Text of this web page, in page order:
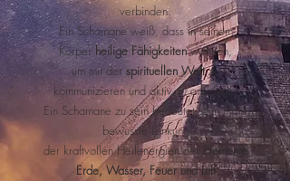
verbinden.
Ein Schamane weiß, dass in seinem
Körper heilige Fähigkeitenwohnen,
um mit derspirituellen Weltzu
kommunizieren und aktiv zu arbeiten.
Ein Schamane zu sein bedeutet, durch die
bewusste Lenkung
der kraftvollen Heilenergien der Elemente
Erde, Wasser, Feuer und Luft